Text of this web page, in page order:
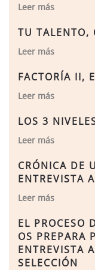
Leer más
TU TALENTO,
Leer más
FACTORÍA II,
Leer más
LOS 3
Leer más
CRÓNICA DE
ENTREVISTA
Leer más
EL PROCESO
OS PREPARA
ENTREVISTA
SELECCIÓN